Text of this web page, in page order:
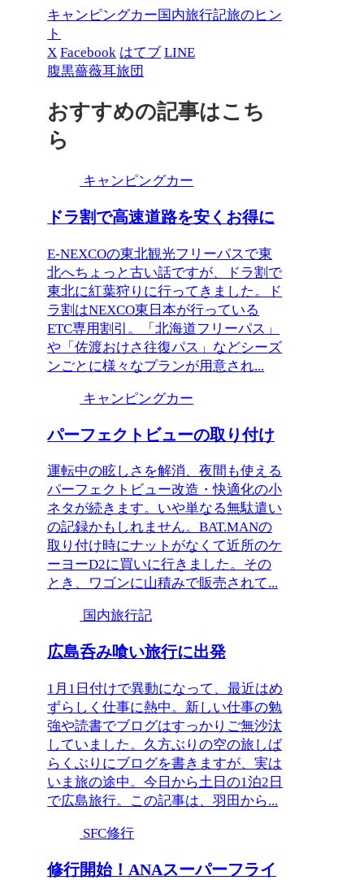
キャンピングカー国内旅行記旅のヒン
ト
X Facebook はてブ LINE
腹黒薔薇耳旅団
おすすめの記事はこち
ら
キャンピングカー
ドラ割で高速道路を安くお得に
E-NEXCOの東北観光フリーパスで東
北へちょっと古い話ですが、ドラ割で
東北に紅葉狩りに行ってきました。ド
ラ割はNEXCO東日本が行っている
ETC専用割引。「北海道フリーパス」
や「佐渡おけさ往復パス」などシーズ
ンごとに様々なプランが用意され...
キャンピングカー
パーフェクトビューの取り付け
運転中の眩しさを解消、夜間も使える
パーフェクトビュー改造・快適化の小
ネタが続きます。いや単なる無駄遣い
の記録かもしれません。BAT.MANの
取り付け時にナットがなくて近所のケ
ーヨーD2に買いに行きました。その
とき、ワゴンに山積みで販売されて...
国内旅行記
広島呑み喰い旅行に出発
1月1日付けで異動になって、最近はめ
ずらしく仕事に熱中。新しい仕事の勉
強や読書でブログはすっかりご無沙汰
していました。久方ぶりの空の旅しば
らくぶりにブログを書きますが、実は
いま旅の途中。今日から土日の1泊2日
で広島旅行。この記事は、羽田から...
SFC修行
修行開始！ANAスーパーフライ